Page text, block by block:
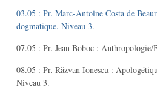
03.05 : Pr. Marc-Antoine Costa de
dogmatique. Niveau 3.
07.05 : Pr. Jean Boboc : Anthropologie/
08.05 : Pr. Răzvan Ionescu :
Niveau 3.